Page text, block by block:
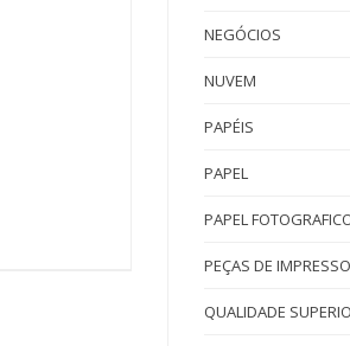
NEGÓCIOS
NUVEM
PAPÉIS
PAPEL
PAPEL
PEÇAS DE
QUALIDADE